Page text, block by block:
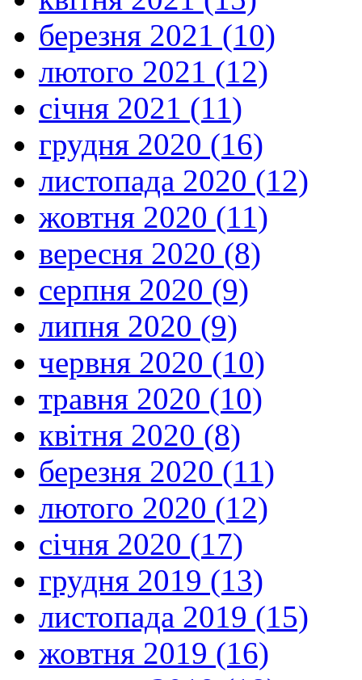
березня 2021 (10)
лютого 2021 (12)
січня 2021 (11)
грудня 2020 (16)
листопада 2020 (12)
жовтня 2020 (11)
вересня 2020 (8)
серпня 2020 (9)
липня 2020 (9)
червня 2020 (10)
травня 2020 (10)
квітня 2020 (8)
березня 2020 (11)
лютого 2020 (12)
січня 2020 (17)
грудня 2019 (13)
листопада 2019 (15)
жовтня 2019 (16)